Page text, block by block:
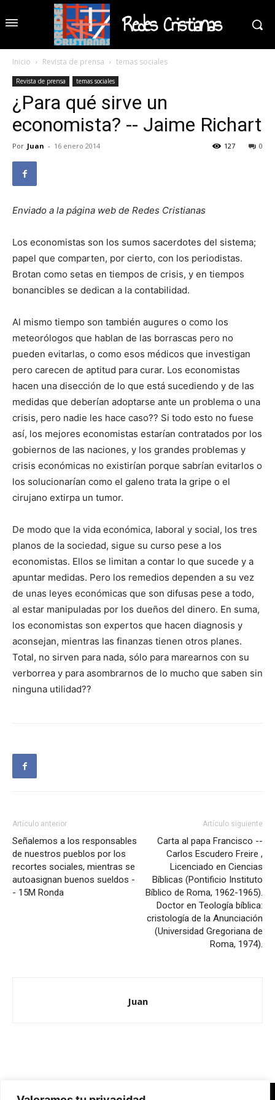
Redes Cristianas
Inicio Revista de prensa temas sociales
Revista de prensa temas sociales
¿Para qué sirve un
economista? -- Jaime Richart
Por Juan - 16 enero 2014 0
127
Enviado a la página web de Redes Cristianas
Los economistas son los sumos sacerdotes del sistema;
papel que comparten, por cierto, con los periodistas.
Brotan como setas en tiempos de crisis, y en tiempos
bonancibles se dedican a la contabilidad.
Al mismo tiempo son también augures o como los
meteorólogos que hablan de las borrascas pero no
pueden evitarlas, o como esos médicos que investigan
pero carecen de aptitud para curar. Los economistas
hacen una disección de lo que está sucediendo y de las
medidas que deberían adoptarse ante un problema o una
crisis, pero nadie les hace caso?? Si todo esto no fuese
así, los mejores economistas estarían contratados por los
gobiernos de las naciones, y los grandes problemas y
crisis económicas no existirían porque sabrían evitarlos o
los solucionarían como el galeno trata la gripe o el
cirujano extirpa un tumor.
De modo que la vida económica, laboral y social, los tres
planos de la sociedad, sigue su curso pese a los
economistas. Ellos se limitan a contar lo que sucede y a
apuntar medidas. Pero los remedios dependen a su vez
de unas leyes económicas que son difusas pese a todo,
al estar manipuladas por los dueños del dinero. En suma,
los economistas son expertos que hacen diagnosis y
aconsejan, mientras las finanzas tienen otros planes.
Total, no sirven para nada, sólo para marearnos con su
verborrea y para asombrarnos de lo mucho que saben sin
ninguna utilidad??
Artículo anterior
Señalemos a los responsables
de nuestros pueblos por los
recortes sociales, mientras se
autoasignan buenos sueldos -
- 15M Ronda
Artículo siguiente
Carta al papa Francisco --
Carlos Escudero Freire ,
Licenciado en Ciencias
Bíblicas (Pontificio Instituto
Bíblico de Roma, 1962-1965).
Doctor en Teología bíblica:
cristología de la Anunciación
(Universidad Gregoriana de
Roma, 1974).
Juan